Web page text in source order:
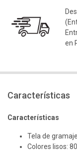
en
Características
Características
Tela de
Colores lisos: